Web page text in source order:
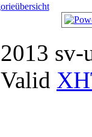
Valid